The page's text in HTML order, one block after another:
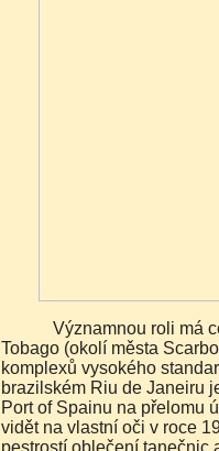
Významnou roli má cestovní ruch, zejména na ostrově
Tobago (okolí města
komplexů vysokého
brazilském Riu de Janeiru
Port of Spainu na přelomu
vidět na vlastní oči v roce
pestrostí oblečení tanečnic